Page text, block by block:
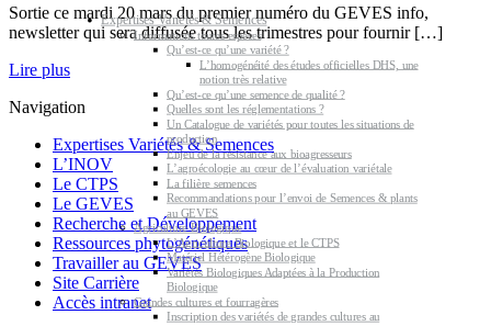
Sortie ce mardi 20 mars du premier numéro du GEVES info,
newsletter qui sera diffusée tous les trimestres pour fournir […]
Lire plus
Navigation
Expertises Variétés & Semences
L’INOV
Le CTPS
Le GEVES
Recherche et Développement
Ressources phytogénétiques
Travailler au GEVES
Site Carrière
Accès intranet
Expertises Variétés & Semences
Informations toutes espèces
Qu’est-ce qu’une variété ?
L’homogénéité des études officielles DHS, une
notion très relative
Qu’est-ce qu’une semence de qualité ?
Quelles sont les réglementations ?
Un Catalogue de variétés pour toutes les situations de
production
Enjeu de la résistance aux bioagresseurs
L’agroécologie au cœur de l’évaluation variétale
La filière semences
Recommandations pour l’envoi de Semences & plants
au GEVES
Agriculture Biologique
L’Agriculture Biologique et le CTPS
Matériel Hétérogène Biologique
Variétés Biologiques Adaptées à la Production
Biologique
Grandes cultures et fourragères
Inscription des variétés de grandes cultures au